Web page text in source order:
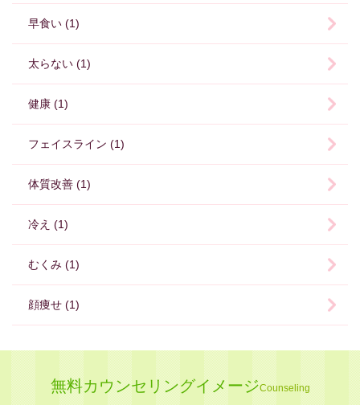
早食い (1)
太らない (1)
健康 (1)
フェイスライン (1)
体質改善 (1)
冷え (1)
むくみ (1)
顔痩せ (1)
無料カウンセリングイメージCounseling